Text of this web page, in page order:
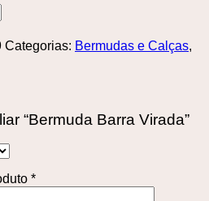
Categorias: Bermudas e Calças,
“Bermuda Barra Virada”
*